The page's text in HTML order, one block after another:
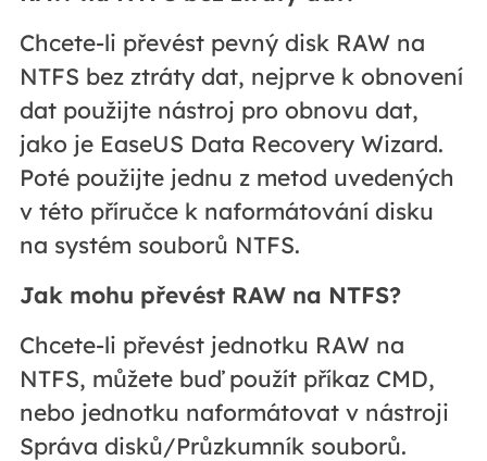
Chcete-li převést pevný disk RAW na
NTFS bez ztráty dat, nejprve k obnovení
dat použijte nástroj pro obnovu dat,
jako je EaseUS Data Recovery Wizard.
Poté použijte jednu z metod uvedených
v této příručce k naformátování disku
na systém souborů NTFS.
Jak mohu převést RAW na NTFS?
Chcete-li převést jednotku RAW na
NTFS, můžete buď použít příkaz CMD,
nebo jednotku naformátovat v nástroji
Správa disků/Průzkumník souborů.